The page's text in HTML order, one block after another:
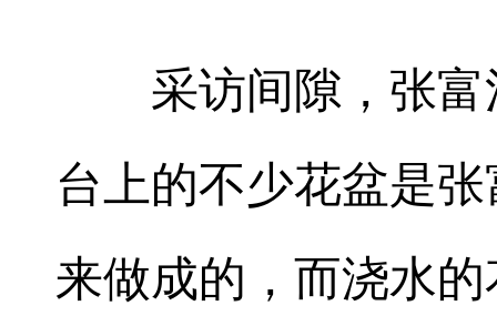
采访间隙，张富
台上的不少花盆是
来做成的，而浇水